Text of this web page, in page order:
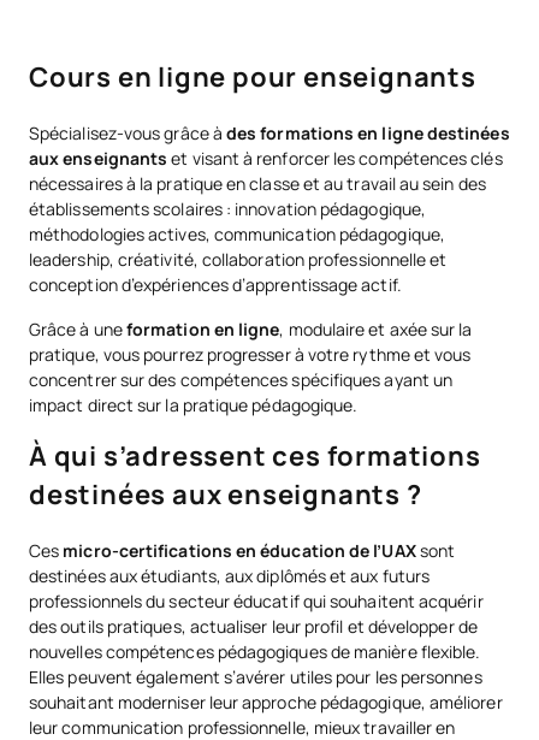
Cours en ligne pour enseignants
Spécialisez-vous grâce à des formations en ligne destinées
aux enseignantset visant à renforcer les compétences clés
nécessaires à la pratique en classe et au travail au sein des
établissements scolaires : innovation pédagogique,
méthodologies actives, communication pédagogique,
leadership, créativité, collaboration professionnelle et
conception d’expériences d’apprentissage actif.
Grâce à uneformation en ligne, modulaire et axée sur la
pratique, vous pourrez progresser à votre rythme et vous
concentrer sur des compétences spécifiques ayant un
impact direct sur la pratique pédagogique.
À qui s’adressent ces formations
destinées aux enseignants ?
Ces micro-certifications en éducation de l’UAXsont
destinées aux étudiants, aux diplômés et aux futurs
professionnels du secteur éducatif qui souhaitent acquérir
des outils pratiques, actualiser leur profil et développer de
nouvelles compétences pédagogiques de manière flexible.
Elles peuvent également s’avérer utiles pour les personnes
souhaitant moderniser leur approche pédagogique, améliorer
leur communication professionnelle, mieux travailler en